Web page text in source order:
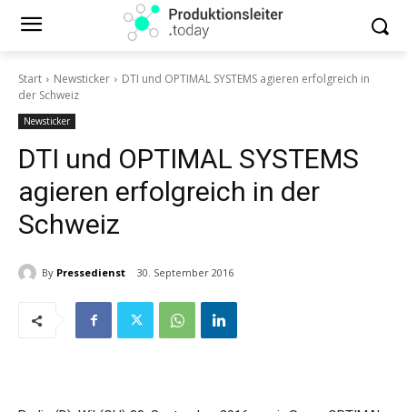
Start Newsticker
DTI und OPTIMAL SYSTEMS agieren erfolgreich in
der Schweiz
Newsticker
DTI und OPTIMAL SYSTEMS
agieren erfolgreich in der
Schweiz
By Pressedienst 30. September 2016